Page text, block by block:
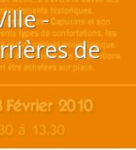
-
de